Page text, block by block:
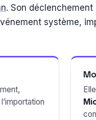
. Son
système,